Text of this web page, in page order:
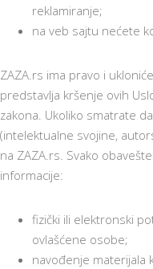
reklamiranje;
na veb sajtu nećete
ZAZA.rs ima pravo i
predstavlja kršenje ovih
zakona. Ukoliko smatrate
(intelektualne svojine,
na ZAZA.rs. Svako
informacije:
fizički ili elektronski
ovlašćene osobe;
navođenje materijala